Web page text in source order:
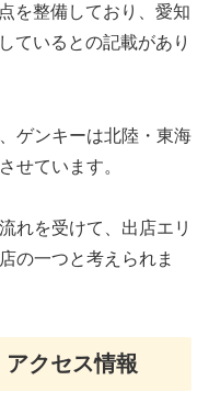
を整備しており、愛知
ているとの記載があり
ゲンキーは北陸・東海
せています。
れを受けて、出店エリ
の一つと考えられま
クセス情報